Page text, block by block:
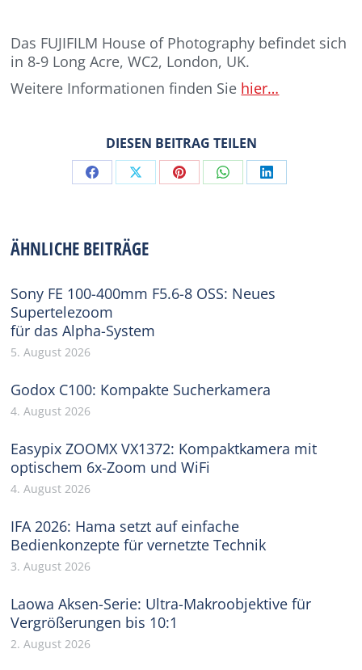
Das FUJIFILM House of Photography befindet sich
in 8-9 Long Acre, WC2, London, UK.
Weitere Informationen finden Sie hier…
DIESEN BEITRAG TEILEN
Share Share Share Share Share
ÄHNLICHE BEITRÄGE
Sony FE 100-400mm F5.6-8 OSS: Neues
Supertelezoom
für das Alpha-System
5. August 2026
Godox C100: Kompakte Sucherkamera
4. August 2026
Easypix ZOOMX VX1372: Kompaktkamera mit
optischem 6x-Zoom und WiFi
4. August 2026
IFA 2026: Hama setzt auf einfache
Bedienkonzepte für vernetzte Technik
3. August 2026
Laowa Aksen-Serie: Ultra-Makroobjektive für
Vergrößerungen bis 10:1
2. August 2026